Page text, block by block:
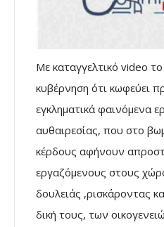
Με καταγγελτικό video
κυβέρνηση ότι κωφεύει
εγκληματικά φαινόμενα
αυθαιρεσίας, που στο
κέρδους αφήνουν
εργαζόμενους στους
δουλειάς ,ρισκάροντας
δική τους, των